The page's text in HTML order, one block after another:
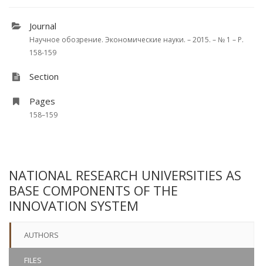
Journal
Научное обозрение. Экономические науки. – 2015. – № 1 – P.
158-159
Section
Pages
158–159
NATIONAL RESEARCH UNIVERSITIES AS
BASE COMPONENTS OF THE
INNOVATION SYSTEM
AUTHORS
FILES